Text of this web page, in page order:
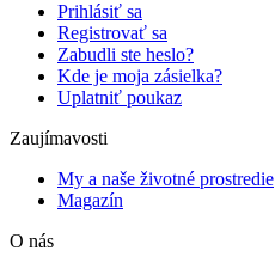
Prihlásiť sa
Registrovať sa
Zabudli ste heslo?
Kde je moja zásielka?
Uplatniť poukaz
Zaujímavosti
My a naše životné prostredie
Magazín
O nás